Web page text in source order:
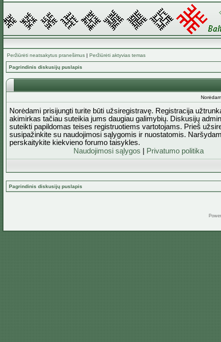
Peržiūrėti neatsakytus pranešimus | Peržiūrėti aktyvias temas
Pagrindinis diskusijų puslapis
Norėdami prisijungti turite būti užsiregistravę. Registracija
akimirkas tačiau suteikia jums daugiau galimybių. Diskusijų
suteikti papildomas teises registruotiems vartotojams. Prieš
susipažinkite su naudojimosi sąlygomis ir nuostatomis.
perskaitykite kiekvieno forumo taisykles.
Naudojimosi sąlygos
Privatumo politika
Pagrindinis diskusijų puslapis